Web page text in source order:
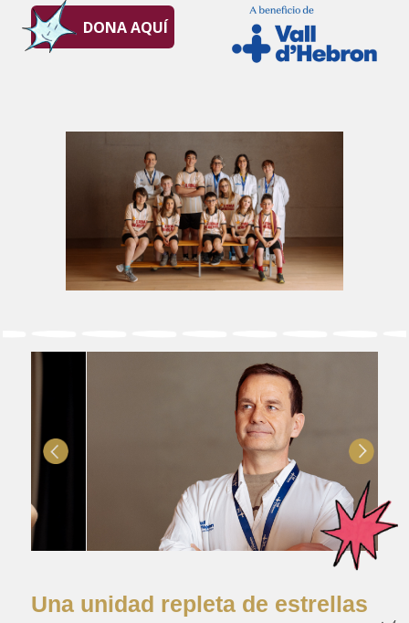
DONA AQUÍ
Una unidad repleta de estrellas